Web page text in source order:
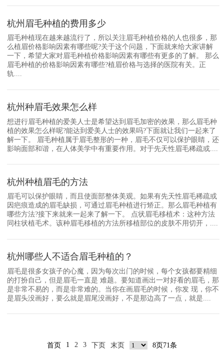
杭州眉毛种植的费用多少
眉毛种植现在越来越流行了，所以关注眉毛种植价格的人也很多，那
么植眉价格影响因素有哪些呢?关于这个问题，下面就来给大家讲解
一下，希望大家对眉毛种植价格影响因素有哪些有更多的了解。 那么
眉毛种植的价格影响因素有哪些?植眉价格与选择的医院有关。正
轨....
杭州种眉毛效果怎么样
想进行眉毛种植的爱美人士是希望达到眉毛加密的效果，那么眉毛种
植的效果怎么样呢?能达到爱美人士的效果吗?下面就让我们一起来了
解一下。 眉毛种植属于眉毛整形的一种，眉毛不仅可以保护眼睛，还
影响面部和谐，在人体美学中有重要作用。对于先天性眉毛稀疏或....
杭州种植眉毛的方法
眉毛可以保护眼睛，而且使面部整体美观。如果有先天性眉毛稀疏或
因疤痕造成的眉毛缺损，可通过眉毛种植进行矫正。那么眉毛种植有
哪些方法?接下来就来一起来了解一下。 点状眉毛移植术：这种方法
同柱状植毛术。该种眉毛移植的方法所移植部位的皮肤不用切开，....
杭州哪些人不适合眉毛种植的？
眉毛是很多女孩子的心魔，因为每次出门的时候，每个女孩都要精细
的打扮自己，但是眉毛一直是 难题。要知道画出一对好看的眉毛，那
是非常不易的，而是非常难的。当你在画眉毛的时候，你发 现，你不
是眉头没画好，要么就是眉尾没画好，不是那边高了一点，就是....
首页 1 2 3 下页 末页 8页71条